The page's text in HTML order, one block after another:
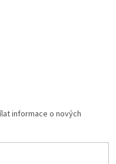
informace o nových